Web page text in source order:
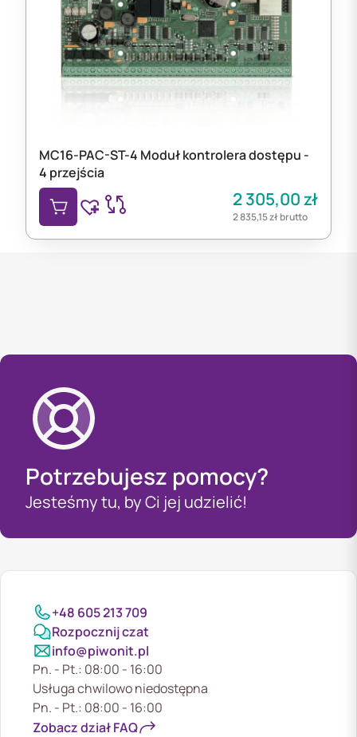
MC16-PAC-ST-4 Moduł kontrolera dostępu -
4 przejścia
2 305,00zł
2 835,15złbrutto
Potrzebujesz pomocy?
Jesteśmy tu, by Ci jej udzielić!
+48 605 213 709
Rozpocznij czat
info@piwonit.pl
Pn. - Pt.: 08:00 - 16:00
Usługa chwilowo niedostępna
Pn. - Pt.: 08:00 - 16:00
Zobacz dział FAQ